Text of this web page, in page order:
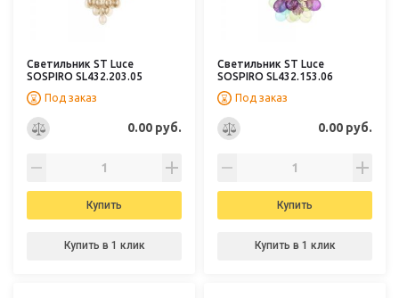
Светильник ST Luce
SOSPIRO SL432.203.05
Под заказ
0.00 руб.
Купить
Купить в 1 клик
Светильник ST Luce
SOSPIRO SL432.153.06
Под заказ
0.00 руб.
Купить
Купить в 1 клик